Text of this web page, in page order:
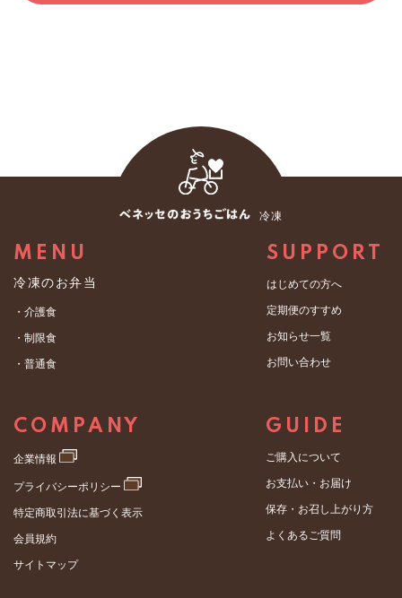
冷凍
MENU
冷凍のお弁当
・介護食
・制限食
・普通食
SUPPORT
はじめての方へ
定期便のすすめ
お知らせ一覧
お問い合わせ
GUIDE
ご購入について
お支払い・お届け
保存・お召し上がり方
よくあるご質問
COMPANY
企業情報
プライバシーポリシー
特定商取引法に基づく表示
会員規約
サイトマップ